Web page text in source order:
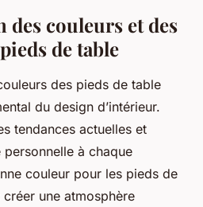
couleurs et des
de table
des pieds de table
du design d’intérieur.
tendances actuelles et
à chaque
couleur pour les pieds de
une atmosphère